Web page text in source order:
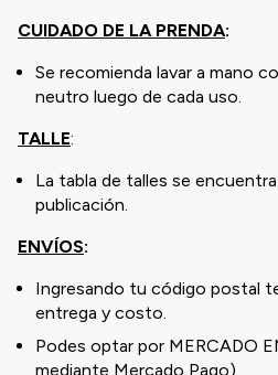
CUIDADO DE LA PRENDA:
Se recomienda lavar a mano
neutro luego de cada uso.
TALLE:
La tabla de talles se
publicación.
ENVÍOS:
Ingresando tu código postal
entrega y costo.
Podes optar por MERCADO
mediante Mercado Pago)